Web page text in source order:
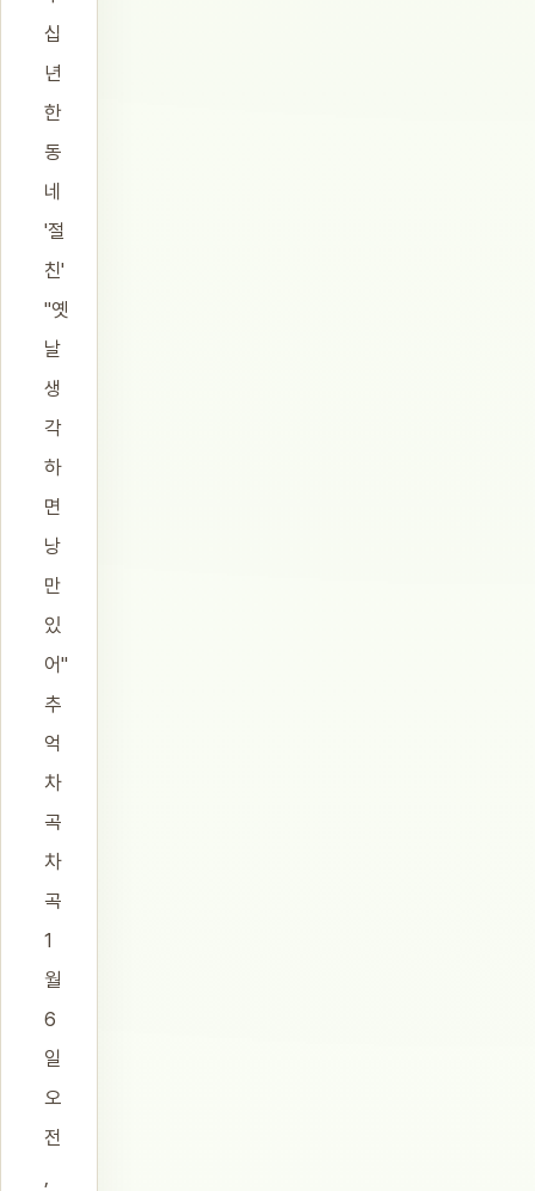
십
년
한
동
네
'절
친'
"옛
날
생
각
하
면
낭
만
있
어"
추
억
차
곡
차
곡
1
월
6
일
오
전
,